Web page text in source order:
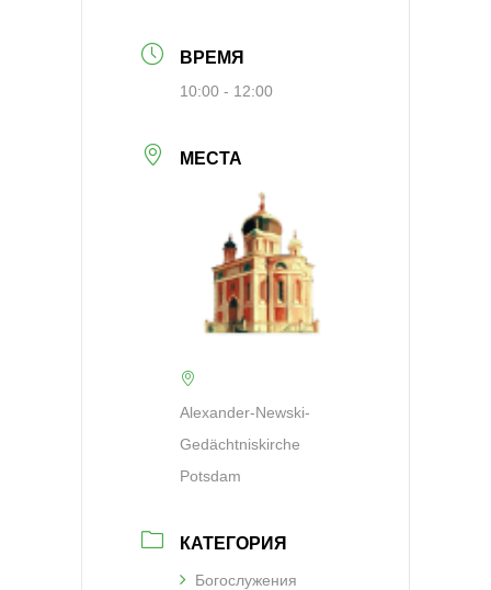
ВРЕМЯ
10:00 - 12:00
МЕСТА
Alexander-Newski-
Gedächtniskirche
Potsdam
КАТЕГОРИЯ
Богослужения